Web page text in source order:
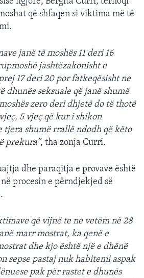
që shfaqen si viktima më të
janë të moshës 11 deri 16
jashtëzakonisht e
17 deri 20 por fatkeqësisht ne
dhunës seksuale që janë shumë
zero deri dhjetë do të thotë
5 vjeç që kur i shikon
tjera shumë rrallë ndodh që këto
prekura”, tha zonja Curri.
dhe paraqitja e provave është
procesin e përndjekjed së
që vijnë te ne vetëm në 28
marr mostrat, ka qenë e
dhe kjo është një e dhënë
sepse pastaj nuk habitemi aspak
pak për rastet e dhunës